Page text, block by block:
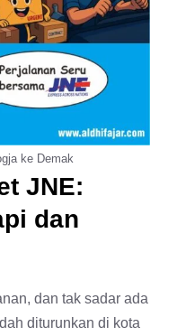
ke Demak
JNE:
dan
dan tak sadar ada
diturunkan di kota